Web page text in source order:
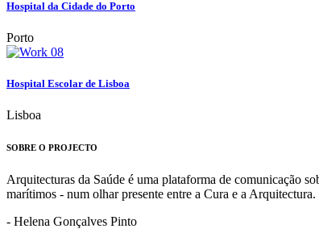
Hospital da Cidade do Porto
Porto
Hospital Escolar de Lisboa
Lisboa
SOBRE O PROJECTO
Arquitecturas da Saúde é uma plataforma de comunicação
marítimos - num olhar presente entre a Cura e a
- Helena Gonçalves Pinto